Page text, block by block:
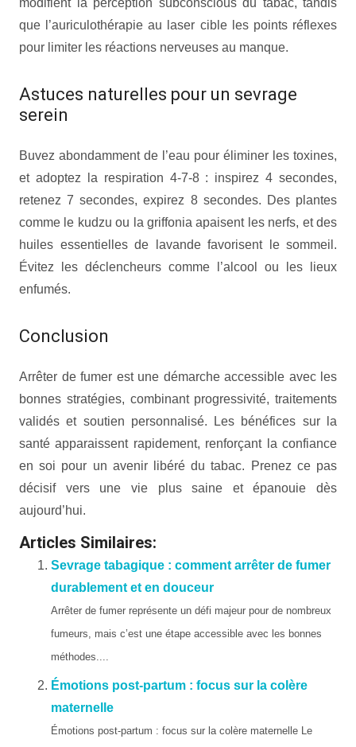
modifient la perception subconscious du tabac, tandis
que l’auriculothérapie au laser cible les points réflexes
pour limiter les réactions nerveuses au manque.
Astuces naturelles pour un sevrage
serein
Buvez abondamment de l’eau pour éliminer les toxines,
et adoptez la respiration 4-7-8 : inspirez 4 secondes,
retenez 7 secondes, expirez 8 secondes. Des plantes
comme le kudzu ou la griffonia apaisent les nerfs, et des
huiles essentielles de lavande favorisent le sommeil.
Évitez les déclencheurs comme l’alcool ou les lieux
enfumés.
Conclusion
Arrêter de fumer est une démarche accessible avec les
bonnes stratégies, combinant progressivité, traitements
validés et soutien personnalisé. Les bénéfices sur la
santé apparaissent rapidement, renforçant la confiance
en soi pour un avenir libéré du tabac. Prenez ce pas
décisif vers une vie plus saine et épanouie dès
aujourd’hui.
Articles Similaires:
Sevrage tabagique : comment arrêter de fumer
durablement et en douceur
Arrêter de fumer représente un défi majeur pour de nombreux
fumeurs, mais c’est une étape accessible avec les bonnes
méthodes....
Émotions post-partum : focus sur la colère
maternelle
Émotions post-partum : focus sur la colère maternelle Le